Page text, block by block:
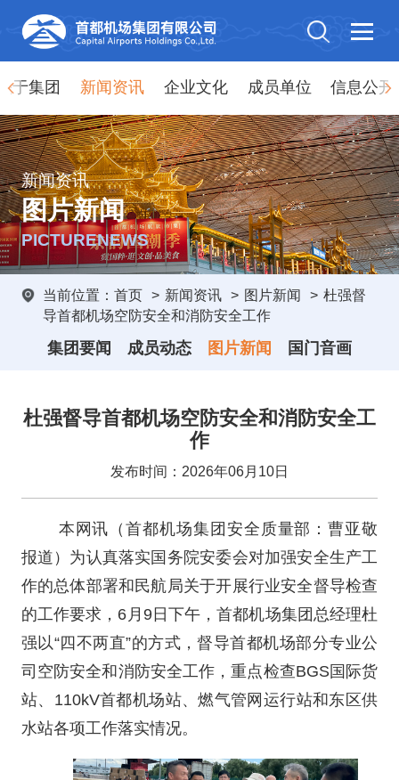
于集团 新闻资讯 企业文化 成员单位 信息公开
新闻资讯
图片新闻
PICTURENEWS
当前位置： 首页 > 新闻资讯 > 图片新闻 > 杜强督
导首都机场空防安全和消防安全工作
集团要闻 成员动态 图片新闻 国门音画
杜强督导首都机场空防安全和消防安全工
作
发布时间：2026年06月10日
本网讯（首都机场集团安全质量部：曹亚敬
报道）为认真落实国务院安委会对加强安全生产工
作的总体部署和民航局关于开展行业安全督导检查
的工作要求，6月9日下午，首都机场集团总经理杜
强以“四不两直”的方式，督导首都机场部分专业公
司空防安全和消防安全工作，重点检查BGS国际货
站、110kV首都机场站、燃气管网运行站和东区供
水站各项工作落实情况。